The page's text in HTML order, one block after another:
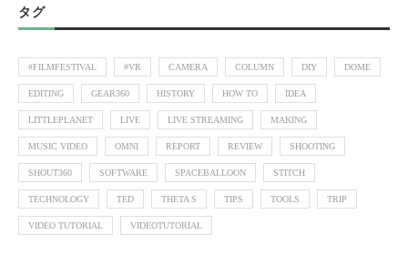
タグ
#FILMFESTIVAL #VR CAMERA COLUMN DIY DOME
EDITING GEAR360 HISTORY HOW TO IDEA
LITTLEPLANET LIVE LIVE STREAMING MAKING
MUSIC VIDEO OMNI REPORT REVIEW SHOOTING
SHOUT360 SOFTWARE SPACEBALLOON STITCH
TECHNOLOGY TED THETA S TIPS TOOLS TRIP
VIDEO TUTORIAL VIDEOTUTORIAL